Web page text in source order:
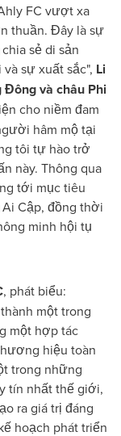
FC vượt xa
thuần. Đây là sự
sẻ di sản
sự xuất sắc", Li
Đông và châu Phi
cho niềm đam
hâm mộ tại
tôi tự hào trở
này. Thông qua
tới mục tiêu
Cập, đồng thời
minh hội tụ
, phát biểu:
một trong
một hợp tác
hiệu toàn
trong những
tín nhất thế giới,
ra giá trị đáng
hoạch phát triển